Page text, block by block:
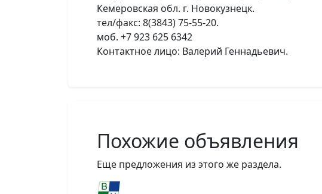
Кемеровская обл. г. Новокузнецк.
тел/факс: 8(3843) 75-55-20.
моб. +7 923 625 6342
Контактное лицо: Валерий Геннадьевич.
Похожие объявления
Еще предложения из этого же раздела.